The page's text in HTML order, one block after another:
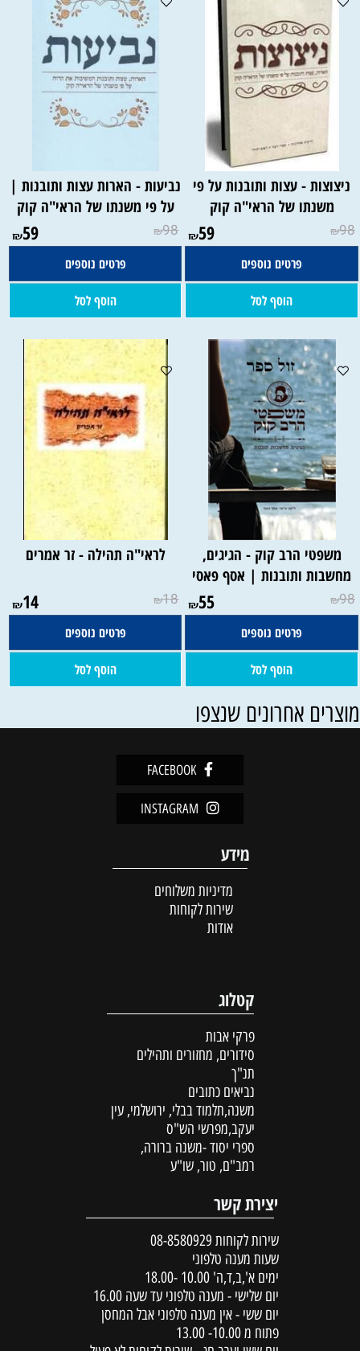
ניצוצות - עצות ותובנות על פי
משנתו של הראי"ה קוק
₪98
₪59
פרטים נוספים
הוסף לסל
נביעות - הארות עצות ותובנות |
על פי משנתו של הראי"ה קוק
₪98
₪59
פרטים נוספים
הוסף לסל
משפטי הרב קוק - הגיגים,
מחשבות ותובנות | אסף פאסי
₪98
₪55
פרטים נוספים
הוסף לסל
לראי"ה תהילה - זר אמרים
₪18
₪14
פרטים נוספים
הוסף לסל
אחרונים שנצפו
FACEBOOK
INSTAGRAM
מידע
מדיניות משלוחים
שירות לקוחות
אודות
קטלוג
פרקי אבות
סידורים, מחזורים ותהילים
תנ"ך
נביאים כתובים
משנה,תלמוד בבלי, ירושלמי, עין
יעקב,מפרשי הש"ס
ספרי יסוד -משנה ברורה,
רמב"ם, טור, שו"ע
יצירת קשר
שירות לקוחות 08-8580929
שעות מענה טלפוני
ימים א',ב,ד,ה' 10.00 -18.00
יום שלישי - מענה טלפוני עד שעה 16.00
יום ששי - אין מענה טלפוני אבל המחסן
פתוח מ 10.00- 13.00